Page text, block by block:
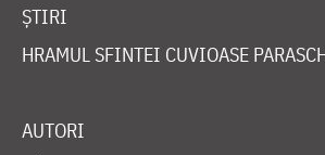
ȘTIRI
HRAMUL SFINTEI CUVIOASE
AUTORI